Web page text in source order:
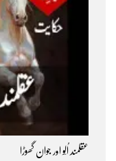
عقلمند اُلّو اور جوان گھوڑا